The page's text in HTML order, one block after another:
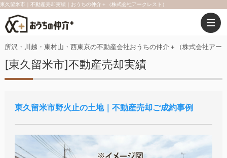
東久留米市｜不動産売却実績｜おうちの仲介＋（株式会社アークレスト）
所沢・川越・東村山・西東京の不動産会社おうちの仲介＋（株式会社アー
[東久留米市]不動産売却実績
東久留米市野火止の土地｜不動産売却ご成約事例